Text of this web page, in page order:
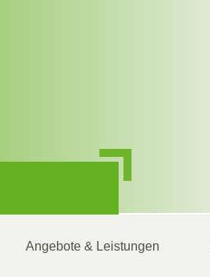
Angebote & Leistungen